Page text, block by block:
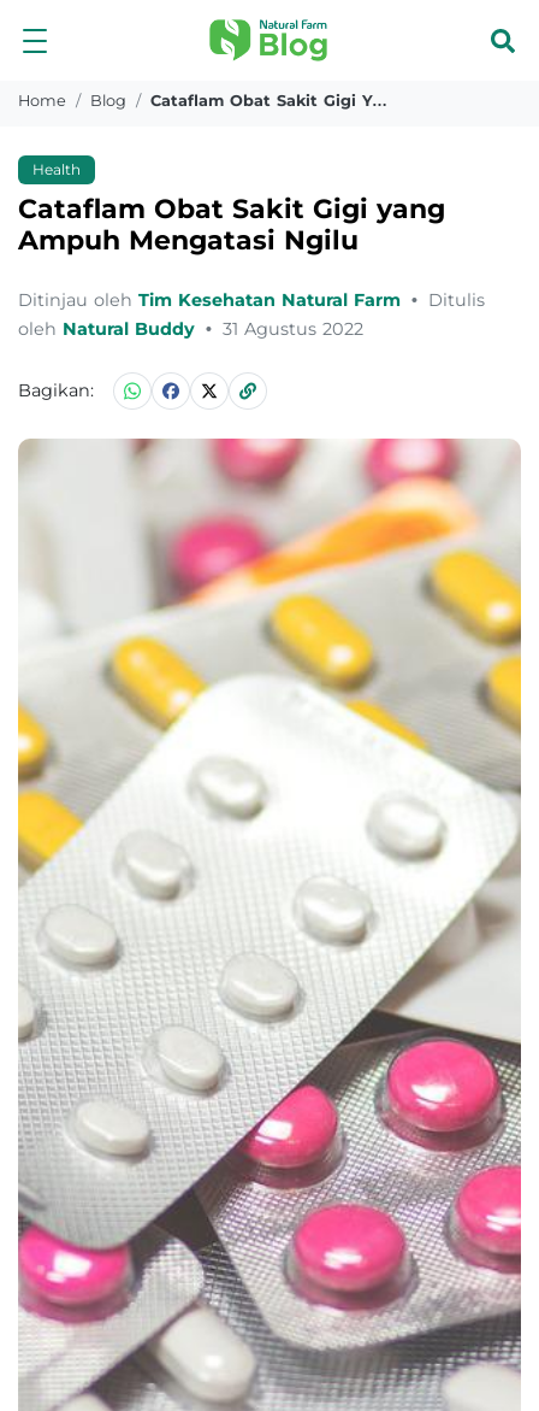
Home Blog Cataflam Obat Sakit Gigi Yang Ampuh Mengatasi Ngilu
Health
Cataflam Obat Sakit Gigi yang
Ampuh Mengatasi Ngilu
Ditinjau oleh Tim Kesehatan Natural Farm • Ditulis
oleh Natural Buddy • 31 Agustus 2022
Bagikan: